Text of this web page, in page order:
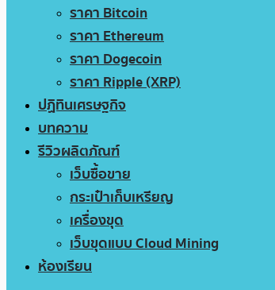
ราคา Bitcoin
ราคา Ethereum
ราคา Dogecoin
ราคา Ripple (XRP)
ปฏิทินเศรษฐกิจ
บทความ
รีวิวผลิตภัณฑ์
เว็บซื้อขาย
กระเป๋าเก็บเหรียญ
เครื่องขุด
เว็บขุดแบบ Cloud Mining
ห้องเรียน